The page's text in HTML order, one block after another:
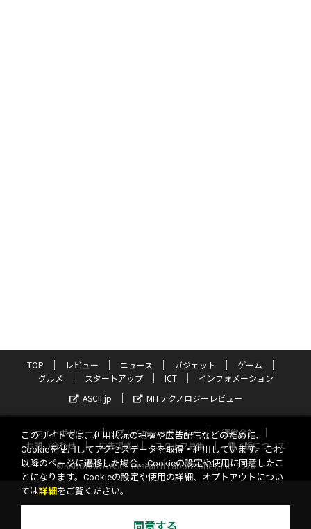
TOP レビュー ニュース ガジェット
ゲーム
グルメ
スタートアップ ICT
インフォメーション
ASCII.jp
MITテクノロジーレビュー
サイトポリシー プライバシーポリシー
運営会社
お問い合わせ
広告掲載 スタッフ募集
電子版について
©KADOKAWA ASCII Research Laboratories, Inc. 2026
このサイトでは、利用状況の把握や広告配信などのために、
Cookieを使用してアクセスデータを取得・利用しています。これ
以降のページに遷移した場合、Cookieの設定や使用に同意したこ
とになります。Cookieの設定や使用の詳細、オプトアウトについ
ては詳細 をご覧ください。